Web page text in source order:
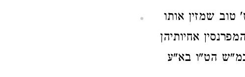
שמזין אותו
אחיותיהן
כמ"ש הט"ו בא"ע